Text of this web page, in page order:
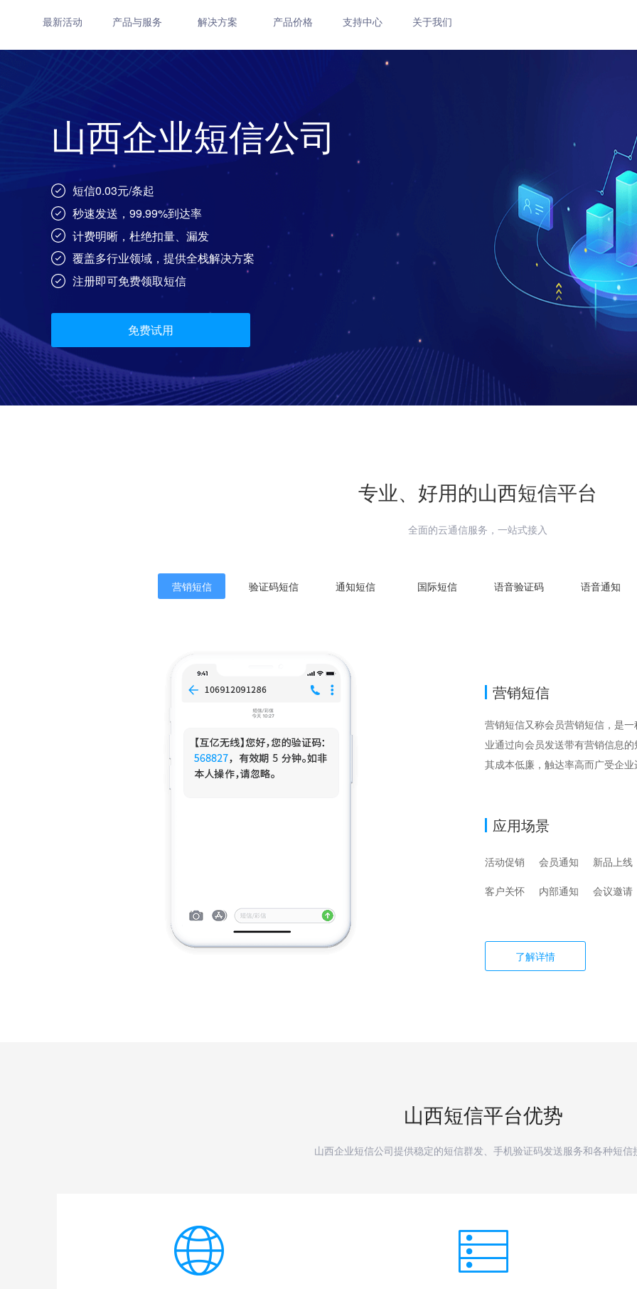
最新活动 产品与服务 解决方案 产品价格 支持中心 关于我们
山西企业短信公司
短信0.03元/条起
秒速发送，99.99%到达率
计费明晰，杜绝扣量、漏发
覆盖多行业领域，提供全栈解决方案
注册即可免费领取短信
免费试用
专业、好用的山西短信平台
全面的云通信服务，一站式接入
营销短信 验证码短信 通知短信 国际短信 语音验证码 语音通知
营销短信
营销短信又称会员营销短信，是
业通过向会员发送带有营销信息
其成本低廉，触达率高而广受企
应用场景
活动促销 会员通知 新品上线
客户关怀 内部通知 会议邀请
了解详情
山西短信平台优势
山西企业短信公司提供稳定的短信群发、手机验证码发送服务和各种短信